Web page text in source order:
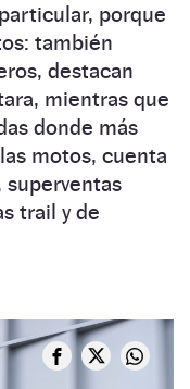
porque
también
destacan
mientras que
donde más
motos, cuenta
superventas
trail y de